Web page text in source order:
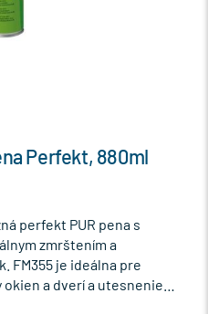
Perfekt, 880ml
perfekt PUR pena s
zmrštením a
FM355 je ideálna pre
a dverí a utesnenie…